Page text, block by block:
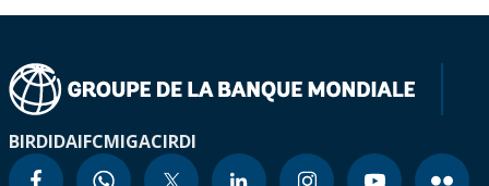
BIRDIDAIFCMIGACIRDI